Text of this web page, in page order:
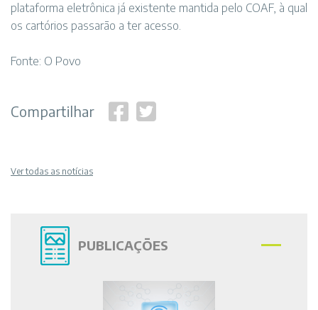
plataforma eletrônica já existente mantida pelo COAF, à qual
os cartórios passarão a ter acesso.
Fonte: O Povo
Compartilhar
Ver todas as notícias
PUBLICAÇÕES